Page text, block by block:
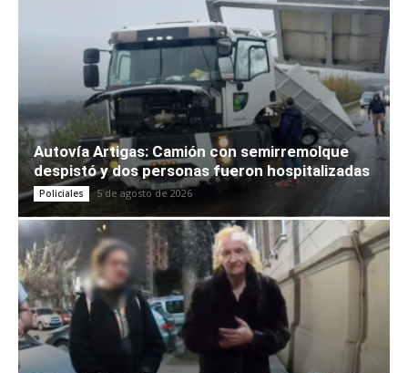
Autovía Artigas: Camión con semirremolque
despistó y dos personas fueron hospitalizadas
Policiales 5 de agosto de 2026